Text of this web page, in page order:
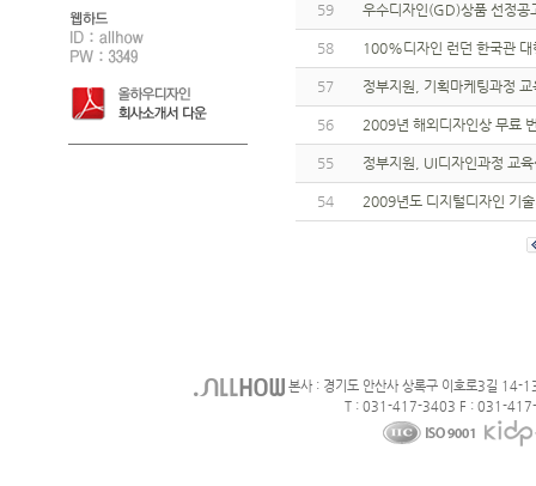
59 우수디자인(GD)상품 선정공
58 100%디자인 런던 한국관
57 정부지원, 기획마케팅과정
56 2009년 해외디자인상 무료
55 정부지원, UI디자인과정 교
54 2009년도 디지털디자인 기
본사 : 경기도 안산사 상록구 이호로3길 14-
T : 031-417-3403 F : 031-